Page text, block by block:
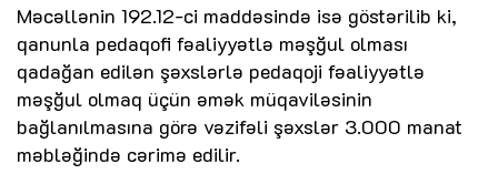
Məcəllənin 192.12-ci maddəsində isə göstərilib ki,
qanunla pedaqofi fəaliyyətlə məşğul olması
qadağan edilən şəxslərlə pedaqoji fəaliyyətlə
məşğul olmaq üçün əmək müqaviləsinin
bağlanılmasına görə vəzifəli şəxslər 3.000 manat
məbləğində cərimə edilir.